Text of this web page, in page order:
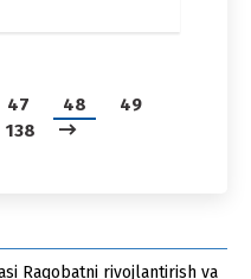
47 48
49
138
Raqobatni rivojlantirish va